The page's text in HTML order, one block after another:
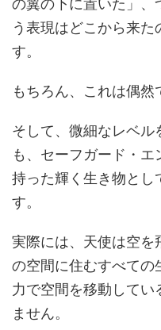
の翼の下に置いた」、
う表現はどこから来た
す。
もちろん、これは偶然
そして、微細なレベル
も、セーフガード・
持った輝く生き物とし
す。
実際には、天使は空を
の空間に住むすべての
力で空間を移動してい
ません。